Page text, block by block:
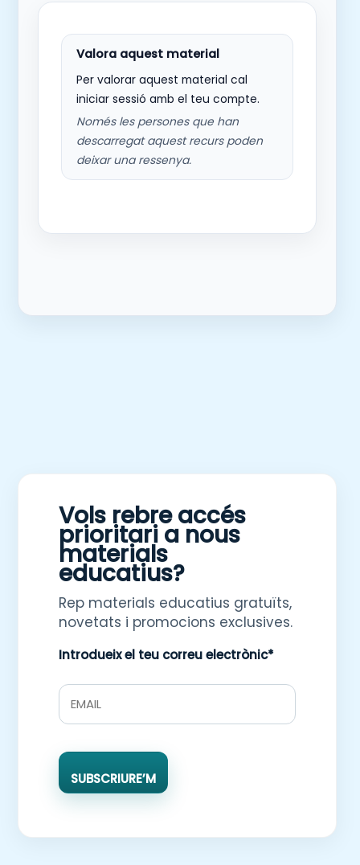
Per valorar aquest material cal
iniciar sessió amb el teu compte.
Només les persones que han
descarregat aquest recurs poden
deixar una ressenya.
Vols rebre accés
prioritari a nous
materials
educatius?
Rep materials educatius gratuïts,
novetats i promocions exclusives.
Introdueix el teu correu electrònic*
SUBSCRIURE’M